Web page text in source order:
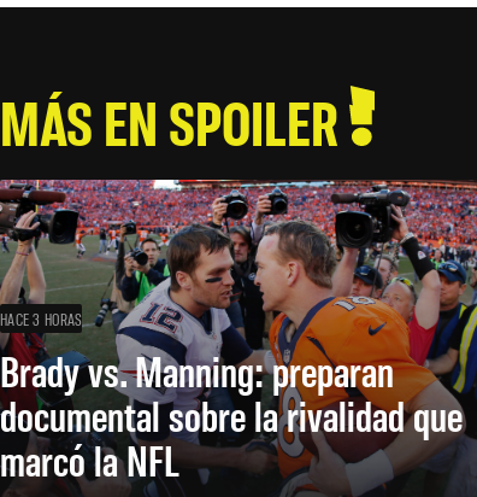
MÁS EN SPOILER
HACE 3 HORAS
Brady vs. Manning: preparan
documental sobre la rivalidad que
marcó la NFL